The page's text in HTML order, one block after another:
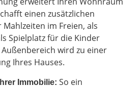
einen zusätzlichen
Mahlzeiten im Freien, als
Spielplatz für die Kinder
wird zu einer
Ihres Hauses.
Immobilie: So ein